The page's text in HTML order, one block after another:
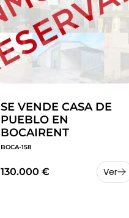
SE VENDE CASA DE
PUEBLO EN
BOCAIRENT
BOCA-158
130.000 € Ver